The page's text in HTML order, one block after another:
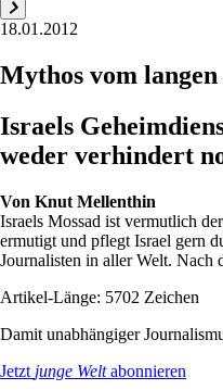
18.01.2012
Mythos vom
Israels
weder verhindert
Von Knut Mellenthin
Israels Mossad ist vermutlich
ermutigt und pflegt Israel gern
Journalisten in aller Welt. Nach
Artikel-Länge: 5702 Zeichen
Damit unabhängiger
Jetzt junge Weltabonnieren